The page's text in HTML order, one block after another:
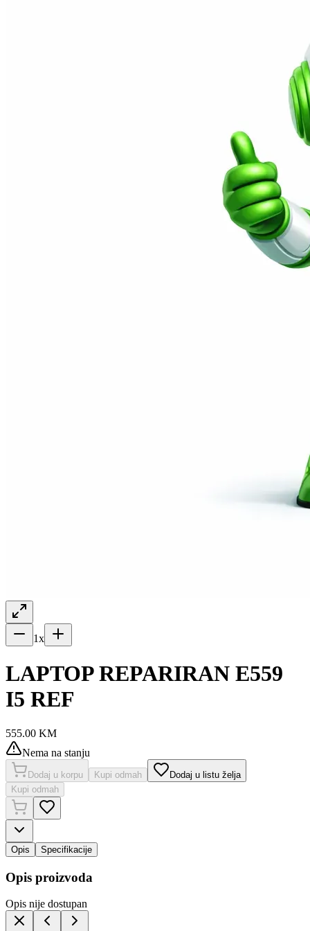
1x
LAPTOP REPARIRAN E559
I5 REF
555.00 KM
Nema na stanju
Dodaj u korpu Kupi odmah
Dodaj u listu želja
Kupi odmah
Opis Specifikacije
Opis proizvoda
Opis nije dostupan